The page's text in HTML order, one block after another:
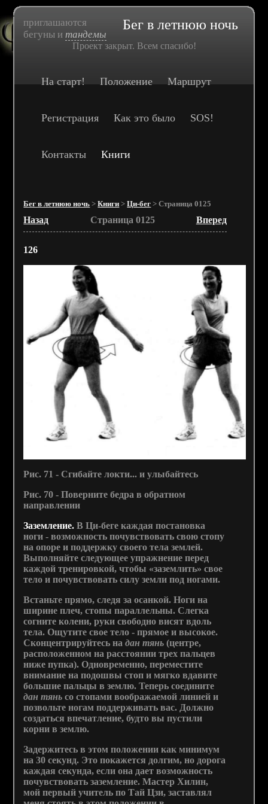
приглашаются
бегуны итандемы
Бег в летнюю ночь
Проект закрыт. Всем спасибо!
На старт! Положение Маршрут
Регистрация Как это было SOS!
Контакты Книги
Бег в летнюю ночь >Книги >Ци-бег > Страница 0125
Назад Страница 0125 Вперед
126
Рис. 71 - Сгибайте локти... и улыбайтесь
Рис. 70 - Поверните бедра в обратном
направлении
Заземление. В Ци-беге каждая постановка
ноги - возможность почувствовать свою стопу
на опоре и поддержку своего тела землей.
Выполняйте следующее упражнение перед
каждой тренировкой, чтобы «заземлить» свое
тело и почувствовать силу земли под ногами.
Встаньте прямо, следя за осанкой. Ноги на
ширине плеч, стопы параллельны. Слегка
согните колени, руки свободно висят вдоль
тела. Ощутите свое тело - прямое и высокое.
Сконцентрируйтесь надан тянь (центре,
расположенном на расстоянии трех пальцев
ниже пупка). Одновременно, переместите
внимание на подошвы стоп и мягко вдавите
большие пальцы в землю. Теперь соедините
дан тяньсо стопами воображаемой линией и
позвольте ногам поддерживать вас. Должно
создаться впечатление, будто вы пустили
корни в землю.
Задержитесь в этом положении как минимум
на 30 секунд. Это покажется долгим, но дорога
каждая секунда, если она дает возможность
почувствовать заземление. Мастер Хилин,
мой первый учитель по Тай Цзи, заставлял